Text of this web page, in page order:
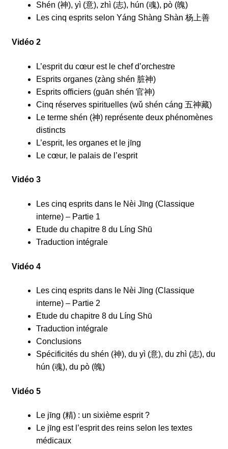
Shén (神), yì (意), zhì (志), hún (魂), pò (魄)
Les cinq esprits selon Yáng Shàng Shàn 杨上善
Vidéo 2
L’esprit du cœur est le chef d’orchestre
Esprits organes (zàng shén 脏神)
Esprits officiers (guān shén 官神)
Cinq réserves spirituelles (wǔ shén cáng 五神藏)
Le terme shén (神) représente deux phénomènes
distincts
L’esprit, les organes et le jīng
Le cœur, le palais de l’esprit
Vidéo 3
Les cinq esprits dans le Nèi Jīng (Classique
interne) – Partie 1
Etude du chapitre 8 du Líng Shū
Traduction intégrale
Vidéo 4
Les cinq esprits dans le Nèi Jīng (Classique
interne) – Partie 2
Etude du chapitre 8 du Líng Shū
Traduction intégrale
Conclusions
Spécificités du shén (神), du yì (意), du zhì (志), du
hún (魂), du pò (魄)
Vidéo 5
Le jīng (精) : un sixième esprit ?
Le jīng est l’esprit des reins selon les textes
médicaux